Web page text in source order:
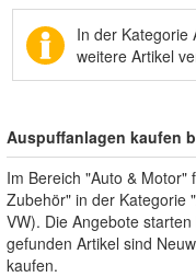
In der Kategorie
weitere Artikel
Auspuffanlagen kaufen
Im Bereich "Auto & Motor"
Zubehör" in der Kategorie
VW). Die Angebote
gefunden Artikel sind
kaufen.